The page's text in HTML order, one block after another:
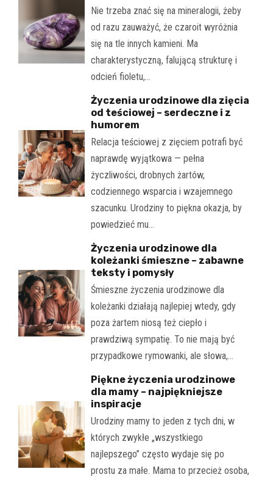
Nie trzeba znać się na mineralogii, żeby
od razu zauważyć, że czaroit wyróżnia
się na tle innych kamieni. Ma
charakterystyczną, falującą strukturę i
odcień fioletu,…
Życzenia urodzinowe dla zięcia
od teściowej – serdeczne i z
humorem
Relacja teściowej z zięciem potrafi być
naprawdę wyjątkowa — pełna
życzliwości, drobnych żartów,
codziennego wsparcia i wzajemnego
szacunku. Urodziny to piękna okazja, by
powiedzieć mu…
Życzenia urodzinowe dla
koleżanki śmieszne – zabawne
teksty i pomysły
Śmieszne życzenia urodzinowe dla
koleżanki działają najlepiej wtedy, gdy
poza żartem niosą też ciepło i
prawdziwą sympatię. To nie mają być
przypadkowe rymowanki, ale słowa,…
Piękne życzenia urodzinowe
dla mamy – najpiękniejsze
inspiracje
Urodziny mamy to jeden z tych dni, w
których zwykłe „wszystkiego
najlepszego” często wydaje się po
prostu za małe. Mama to przecież osoba,